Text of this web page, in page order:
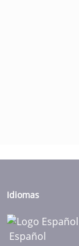
Idiomas
Español